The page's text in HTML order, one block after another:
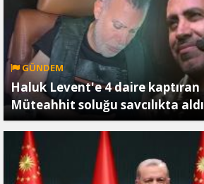
GÜNDEM
Haluk Levent'e 4 daire kaptıran
Müteahhit soluğu savcılıkta aldı